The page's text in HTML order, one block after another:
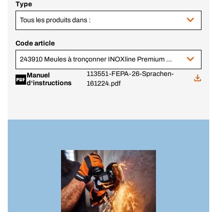
Type
Tous les produits dans :
Code article
243910 Meules à tronçonner INOXline Premium Pro tec
Manuel
d‘instructions
113551-FEPA-26-Sprachen-
161224.pdf